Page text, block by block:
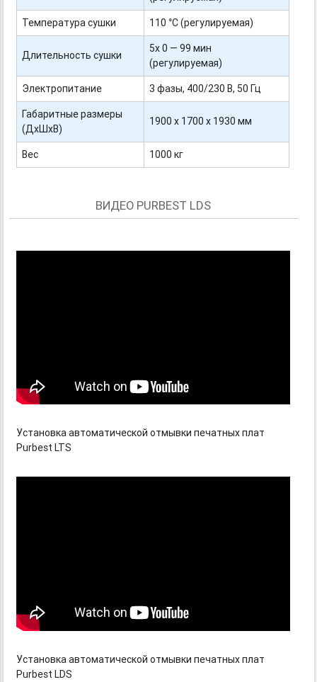
Температура сушки
110 °C (регулируемая)
Длительность сушки
5х 0 — 99 мин
(регулируемая)
Электропитание
3 фазы, 400/230 В, 50 Гц
Габаритные размеры
(ДхШхВ)
1900 х 1700 х 1930 мм
Вес 1000 кг
ВИДЕО PURBEST LDS
Установка автоматической отмывки печатных плат
Purbest LTS
Установка автоматической отмывки печатных плат
Purbest LDS